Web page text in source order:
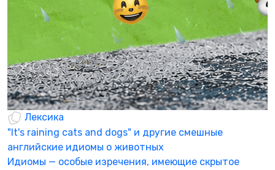
Лексика
"It's raining cats and dogs" и другие смешные
английские идиомы о животных
Идиомы — особые изречения, имеющие скрытое